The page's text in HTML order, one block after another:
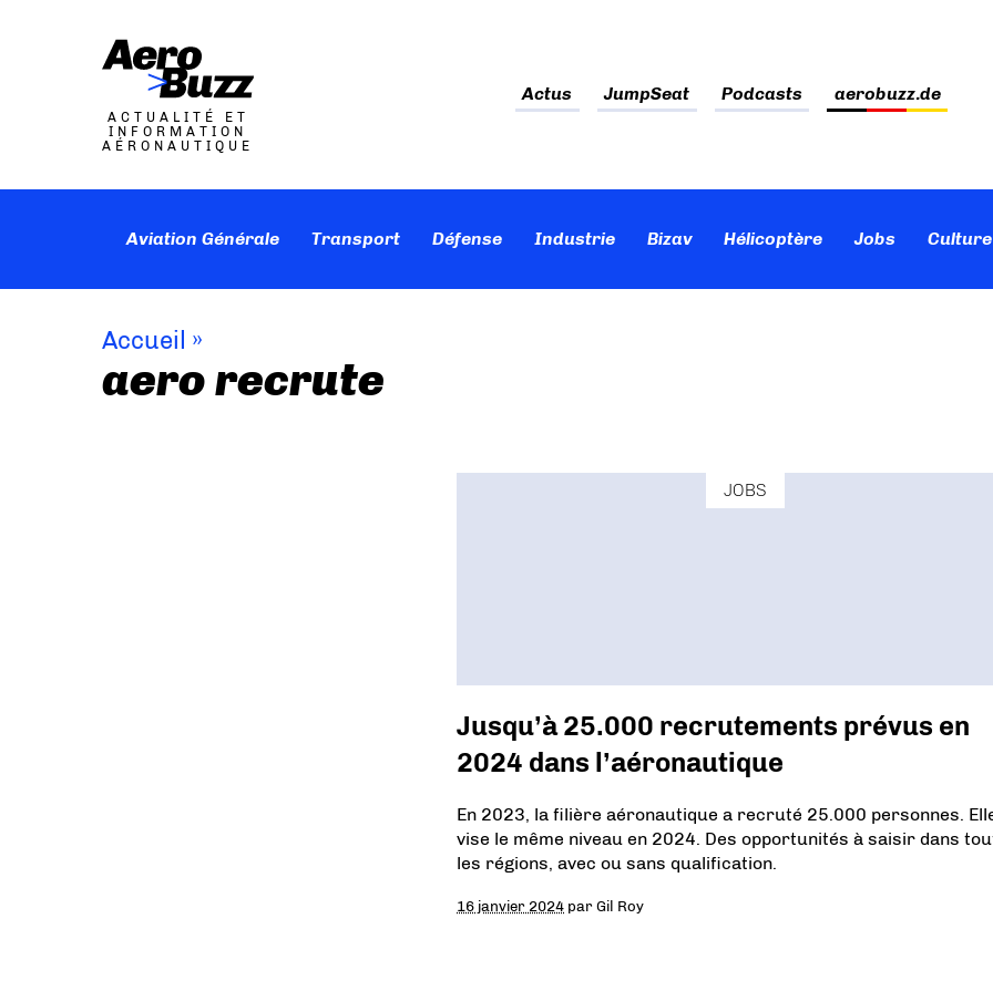
ACTUALITÉ ET
INFORMATION
AÉRONAUTIQUE
Actus JumpSeat Podcasts aerobuzz.de
Aviation Générale Transport Défense Industrie Bizav Hélicoptère Jobs
Accueil »
aero recrute
JOBS
Jusqu’à 25.000 recrutements prévus en
2024 dans l’aéronautique
En 2023, la filière aéronautique a recruté 25.000 personnes.
vise le même niveau en 2024. Des opportunités à saisir dans
les régions, avec ou sans qualification.
16 janvier 2024 parGil Roy